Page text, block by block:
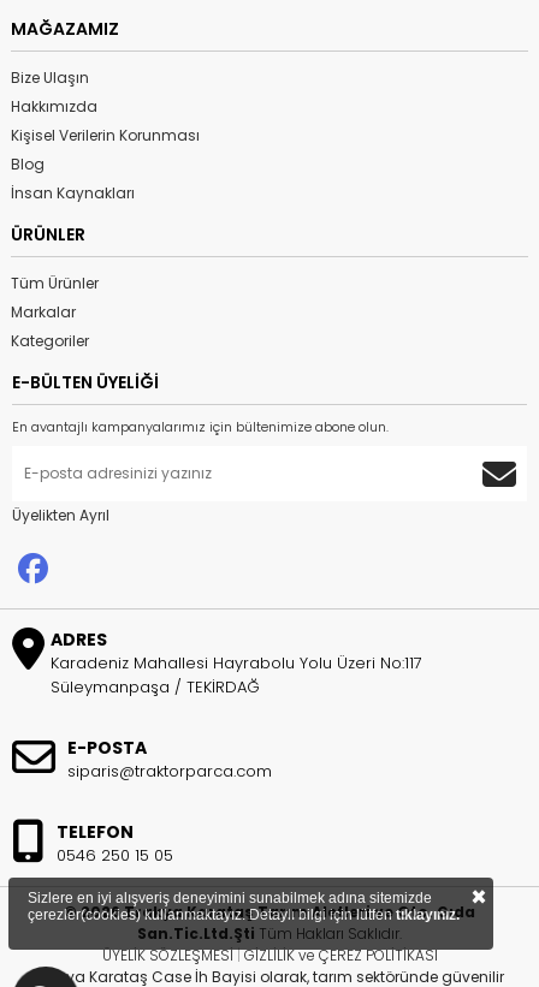
MAĞAZAMIZ
Bize Ulaşın
Hakkımızda
Kişisel Verilerin Korunması
Blog
İnsan Kaynakları
ÜRÜNLER
Tüm Ürünler
Markalar
Kategoriler
E-BÜLTEN ÜYELİĞİ
En avantajlı kampanyalarımız için bültenimize abone olun.
Üyelikten Ayrıl
ADRES
Karadeniz Mahallesi Hayrabolu Yolu Üzeri No:117
Süleymanpaşa / TEKİRDAĞ
E-POSTA
siparis@traktorparca.com
TELEFON
0546 250 15 05
© 2026 Trakya Karataş Tarım Aletleri ve Oto. Gıda
San.Tic.Ltd.Şti Tüm Hakları Saklıdır.
ÜYELİK SÖZLEŞMESİ|GİZLİLİK ve ÇEREZ POLİTİKASI
Trakya Karataş Case İh Bayisi olarak, tarım sektöründe güvenilir
Sizlere en iyi alışveriş deneyimini sunabilmek adına sitemizde
çerezler(cookies) kullanmaktayız. Detaylı bilgi için lütfentıklayınız. ×